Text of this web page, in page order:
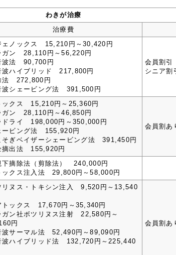
わきが治療
治療費
ェノックス 15,210円～30,420円
ガン 28,110円～56,220円
波法 90,700円
波ハイブリッド 217,800円
法 272,800円
波シェービング法 391,500円
会員割引
シニア割
ックス 15,210円～25,360円
ガン 28,110円～46,850円
ドライ 198,000円～350,000円
ービング法 155,920円
そぎベイザーシェービング法 391,450円
摘出法 155,920円
会員割あ
下摘除法（剪除法） 240,000円
ックス注入法 29,800円～58,000円
リヌス・トキシン注入 9,520円～13,540
トックス 17,670円～35,340円
ガン社ボツリヌス注射 22,580円～
円
波サーマル法 52,490円～89,090円
波ハイブリッド法 132,720円～225,440
会員割あ